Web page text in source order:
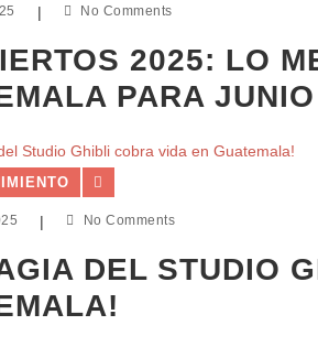
| No Comments
2025: LO
PARA JUNIO
| No Comments
DEL STUDIO